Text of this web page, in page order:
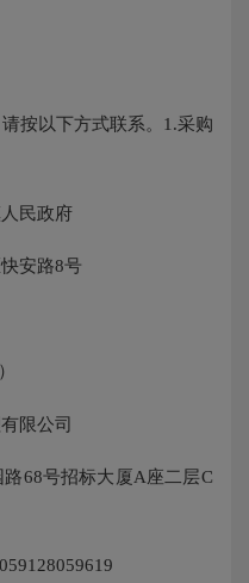
以下方式联系。1.采购
民政府
安路8号
限公司
68号招标大厦A座二层C